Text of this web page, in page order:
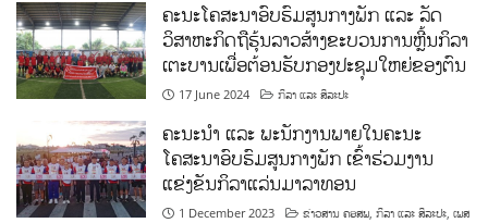
ຄະນະໂຄສະນາອົບຮົມສູນກາງພັກ ແລະ ລັດ
ວິສາຫະກິດຖືຮຸ້ນລາວສ້າງຂະບວນການຫຼີ້ນກິລາ
ເຕະບານເພື່ອຕ້ອນຮັບກອງປະຊຸມໃຫຍ່ຂອງຕົນ
17 June 2024 ກິລາ ແລະ ສິລະປະ
ຄະນະນຳ ແລະ ພະນັກງານພາຍໃນຄະນະ
ໂຄສະນາອົບຮົມສູນກາງພັກ ເຂົ້າຮ່ວມງານ
ແຂ່ງຂັນກິລາແລ່ນມາລາທອນ
1 December 2023 ຂ່າວສານ ຄອສພ,ກິລາ ແລະ ສິລະປະ,ເພສ